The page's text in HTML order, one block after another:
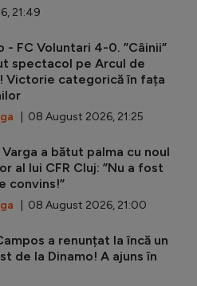
21:49
- FC Voluntari 4-0. ”Câinii”
spectacol pe Arcul de
Victorie categorică în fața
| 08 August 2026, 21:25
a bătut palma cu noul
al lui CFR Cluj: ”Nu a fost
convins!”
| 08 August 2026, 21:00
a renunțat la încă un
de la Dinamo! A ajuns în